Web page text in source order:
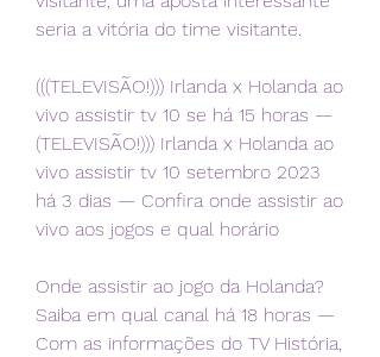
seria a vitória do time visitante.
(((TELEVISÃO!))) Irlanda x Holanda ao
vivo assistir tv 10 se há 15 horas —
(TELEVISÃO!))) Irlanda x Holanda ao
vivo assistir tv 10 setembro 2023
há 3 dias — Confira onde assistir ao
vivo aos jogos e qual horário
Onde assistir ao jogo da Holanda?
Saiba em qual canal há 18 horas —
Com as informações do TV História,